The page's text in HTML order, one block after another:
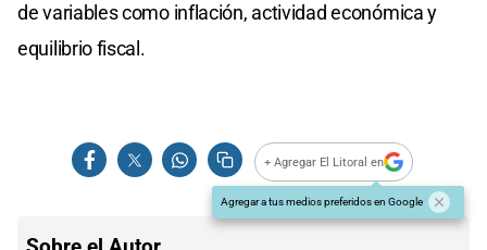
de variables como inflación, actividad económica y
equilibrio fiscal.
+ Agregar El Litoral en
Agregar a tus medios preferidos en Google